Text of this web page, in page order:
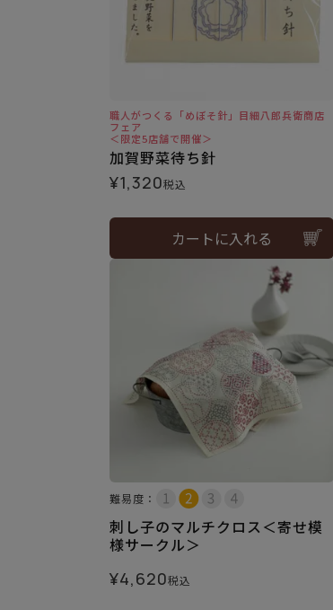
職人がつくる「めぼそ針」目細八郎兵衛商店
フェア
＜限定5店舗で開催＞
加賀野菜待ち針
¥1,320税込
カートに入れる
難易度：
刺し子のマルチクロス＜寄せ模
様サークル＞
¥4,620税込